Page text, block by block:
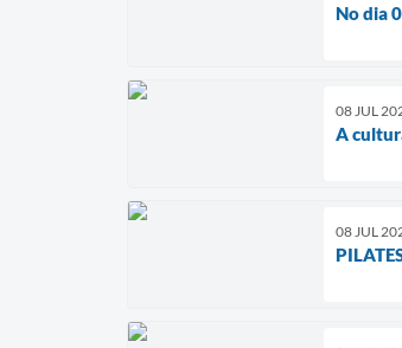
No dia
08 JUL
A
08 JUL